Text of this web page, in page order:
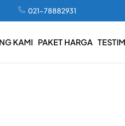
021-78882931
KAMI PAKET HARGA